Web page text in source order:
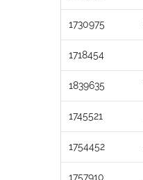
1730975
1718454
1839635
1745521
1754452
1757910